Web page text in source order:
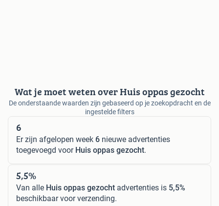
Wat je moet weten over Huis oppas gezocht
De onderstaande waarden zijn gebaseerd op je zoekopdracht en de
ingestelde filters
6
Er zijn afgelopen week 6 nieuwe advertenties
toegevoegd voor Huis oppas gezocht.
5,5%
Van alle Huis oppas gezocht advertenties is 5,5%
beschikbaar voor verzending.